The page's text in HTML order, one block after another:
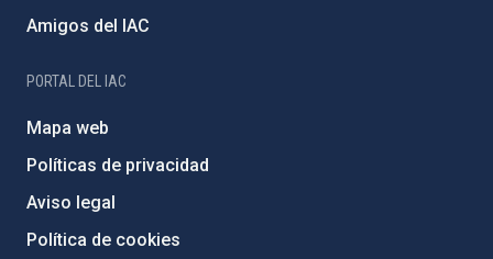
Amigos del IAC
PORTAL DEL IAC
Mapa web
Políticas de privacidad
Aviso legal
Política de cookies